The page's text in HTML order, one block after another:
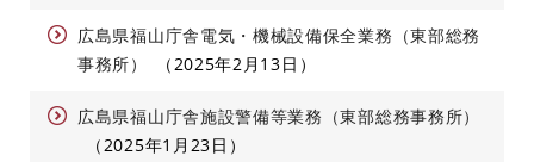
広島県福山庁舎電気・機械設備保全業務（東部総務
事務所）
2025年2月13日
広島県福山庁舎施設警備等業務（東部総務事務所）
2025年1月23日